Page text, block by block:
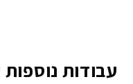
עבודות